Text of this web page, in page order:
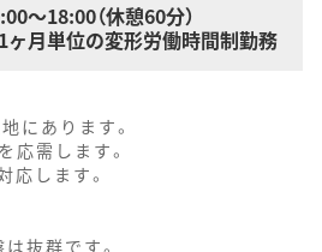
～18:00（休憩60分）
月単位の変形労働時間制勤務
にあります。
応需します。
します。
抜群です。